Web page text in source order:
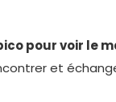
pour voir le
et